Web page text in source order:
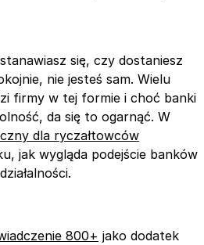
się, czy dostaniesz
nie jesteś sam. Wielu
firmy w tej formie i choć banki
da się to ogarnąć. W
dla ryczałtowców
jak wygląda podejście banków
800+ jako dodatek